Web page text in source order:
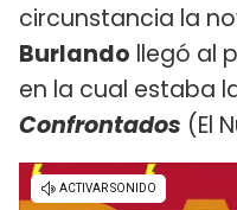
circunstancia la
Burlando llegó al
en la cual estaba
Confrontados (El